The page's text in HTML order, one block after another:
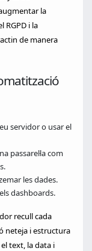
la
RGPD i la
de manera
servidor o usar el
passarel·la com
les dades.
dashboards.
recull cada
neteja i estructura
text, la data i